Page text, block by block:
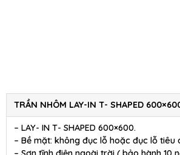
TRẦN NHÔM LAY-IN T- SHAPED
– LAY- IN T- SHAPED 600×600.
– Bề mặt: không đục lỗ hoặc đục lỗ tiêu